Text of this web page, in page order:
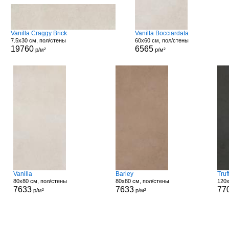
Vanilla Craggy Brick
7.5x30 см, пол/стены
19760р/м²
Vanilla Bocciardata
60x60 см, пол/стены
6565 р/м²
Vanilla
80x80 см, пол/стены
7633 р/м²
Barley
80x80 см, пол/стены
7633р/м²